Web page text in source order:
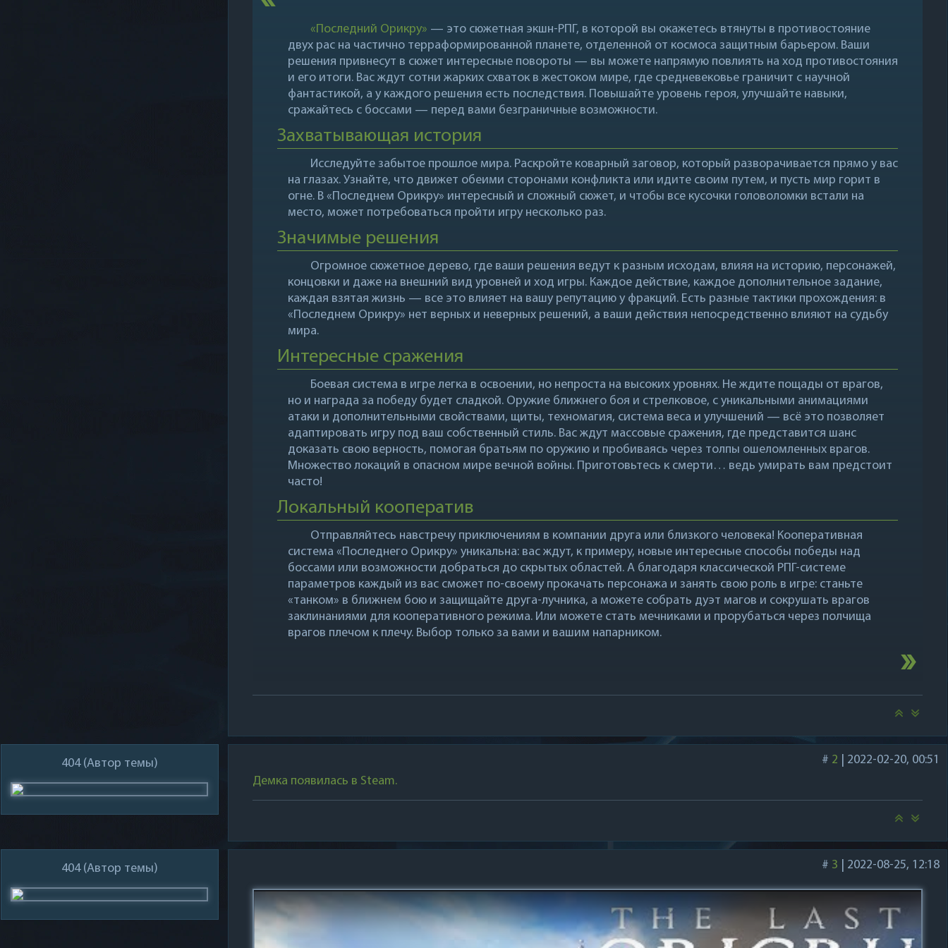
«Последний Орикру» — это сюжетная экшн-РПГ, в которой вы окажетесь втянуты в противостояние
двух рас на частично терраформированной планете, отделенной от космоса защитным барьером. Ваши
решения привнесут в сюжет интересные повороты — вы можете напрямую повлиять на ход противостояния
и его итоги. Вас ждут сотни жарких схваток в жестоком мире, где средневековье граничит с научной
фантастикой, а у каждого решения есть последствия. Повышайте уровень героя, улучшайте навыки,
сражайтесь с боссами — перед вами безграничные возможности.
Захватывающая история
Исследуйте забытое прошлое мира. Раскройте коварный заговор, который разворачивается прямо у вас
на глазах. Узнайте, что движет обеими сторонами конфликта или идите своим путем, и пусть мир горит в
огне. В «Последнем Орикру» интересный и сложный сюжет, и чтобы все кусочки головоломки встали на
место, может потребоваться пройти игру несколько раз.
Значимые решения
Огромное сюжетное дерево, где ваши решения ведут к разным исходам, влияя на историю, персонажей,
концовки и даже на внешний вид уровней и ход игры. Каждое действие, каждое дополнительное задание,
каждая взятая жизнь — все это влияет на вашу репутацию у фракций. Есть разные тактики прохождения: в
«Последнем Орикру» нет верных и неверных решений, а ваши действия непосредственно влияют на судьбу
мира.
Интересные сражения
Боевая система в игре легка в освоении, но непроста на высоких уровнях. Не ждите пощады от врагов,
но и награда за победу будет сладкой. Оружие ближнего боя и стрелковое, с уникальными анимациями
атаки и дополнительными свойствами, щиты, техномагия, система веса и улучшений — всё это позволяет
адаптировать игру под ваш собственный стиль. Вас ждут массовые сражения, где представится шанс
доказать свою верность, помогая братьям по оружию и пробиваясь через толпы ошеломленных врагов.
Множество локаций в опасном мире вечной войны. Приготовьтесь к смерти… ведь умирать вам предстоит
часто!
Локальный кооператив
Отправляйтесь навстречу приключениям в компании друга или близкого человека! Кооперативная
система «Последнего Орикру» уникальна: вас ждут, к примеру, новые интересные способы победы над
боссами или возможности добраться до скрытых областей. А благодаря классической РПГ-системе
параметров каждый из вас сможет по-своему прокачать персонажа и занять свою роль в игре: станьте
«танком» в ближнем бою и защищайте друга-лучника, а можете собрать дуэт магов и сокрушать врагов
заклинаниями для кооперативного режима. Или можете стать мечниками и прорубаться через полчища
врагов плечом к плечу. Выбор только за вами и вашим напарником.
# 2
2022-02-20, 00:51
Демка появилась в Steam.
404(Автор темы)
# 3 2022-08-25, 12:18
404(Автор темы)